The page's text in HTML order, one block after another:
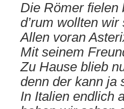
Die Römer fielen
d’rum wollten
Allen voran
Mit seinem
Zu Hause blieb
denn der kann ja
In Italien endlich